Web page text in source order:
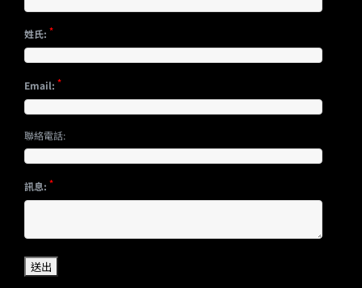
姓氏: *
Email: *
聯絡電話:
訊息: *